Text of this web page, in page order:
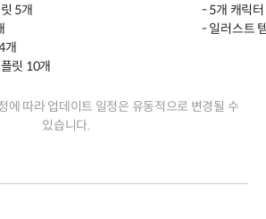
5개
개
릿 10개
- 5개 캐릭
- 일러스트
에 따라 업데이트 일정은 유동적으로 변경될 수
있습니다.